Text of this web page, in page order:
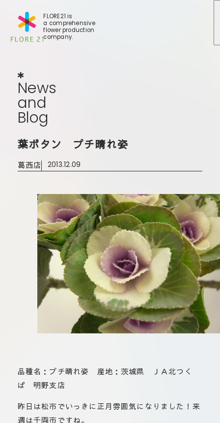
FLORE21 is
a comprehensive
flower production
company.
News
News
and
and
Blog
Blog
葉ボタン プチ晴れ姿
葛西店 2013.12.09
品種名：プチ晴れ姿 産地：茨城県 ＪＡ北つく
ば 明野支店
昨日は松市でいっきに正月雰囲気になりました！来
週は千両市ですね。
大田本店
大田新店
葛西店
板橋店
川崎加工部
会社概
FLORE
STORY
Gallery
お取引
いて
お問い
せ
EN
official instagram
shokubutsu zufu